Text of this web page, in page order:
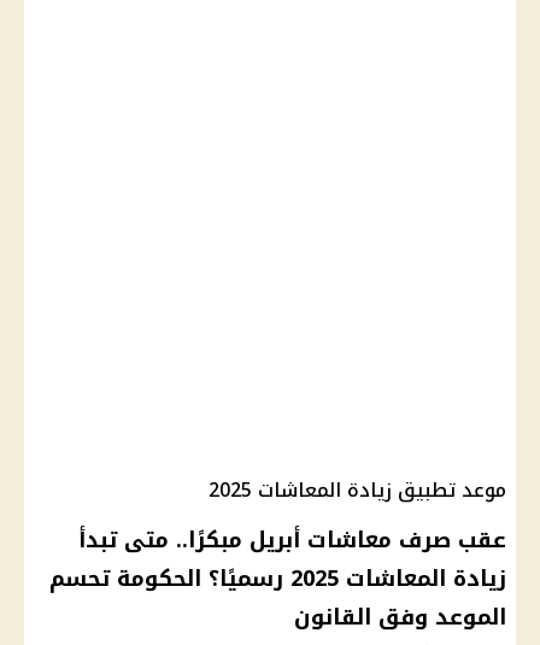
موعد تطبيق زيادة المعاشات 2025
عقب صرف معاشات أبريل مبكرًا.. متى تبدأ
زيادة المعاشات 2025 رسميًا؟ الحكومة تحسم
الموعد وفق القانون